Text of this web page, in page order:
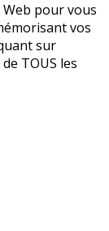
pour vous
vos
sur
TOUS les